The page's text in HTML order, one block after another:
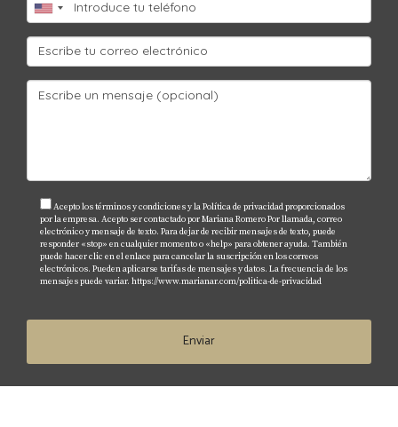
clima. Comprender estos factores es esencial para
tomar decisiones informadas que maximicen tus
inversiones y minimicen riesgos. Ya sea que estés
considerando comprar una propiedad vacacional o
Si estás pensando en dar el siguiente paso hacia tu
inversión inmobiliaria en Florida o simplemente
deseas obtener más información sobre cómo
manejar los riesgos climáticos, no dudes en
contactar a Mariana Romero. Ella está aquí para
PREGUNTAS FRECUENTES
Acepto los términos y condiciones y la Política de privacidad proporcionados
por la empresa. Acepto ser contactado por Mariana Romero Por llamada, correo
electrónico y mensaje de texto. Para dejar de recibir mensajes de texto, puede
responder «stop» en cualquier momento o «help» para obtener ayuda. También
puede hacer clic en el enlace para cancelar la suscripción en los correos
electrónicos. Pueden aplicarse tarifas de mensajes y datos. La frecuencia de los
mensajes puede variar. https://www.marianar.com/politica-de-privacidad
Enviar